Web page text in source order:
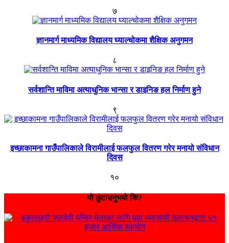
७
ज्ञानमार्ग माध्यमिक विद्यालय घ्याल्चोकमा शैक्षिक अनुगमन
८
सर्वशान्ति माविमा अत्याधुनिक भान्सा र डाइनिङ हल निर्माण हुने
९
इच्छाकामना गाउँपालिकाले विरामीलाई फलफुल वितरण गरेर मनायो संविधान
दिवस
१०
यो छुटाउनुभयो कि?